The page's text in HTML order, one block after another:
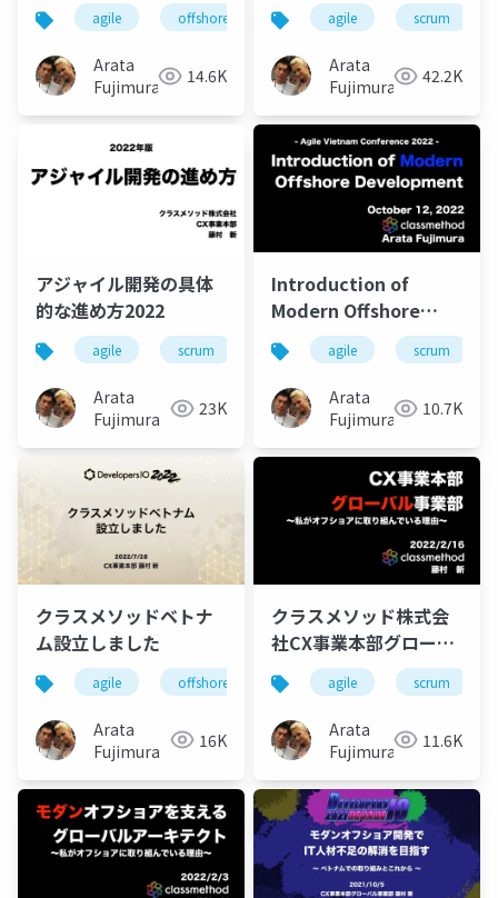
てきた景色〜
agile offshore vietnam devops
Arata
Fujimura
14.6K
agile scrum
Arata
Fujimura
42.2K
アジャイル開発の具体
的な進め方2022
agile scrum vietnam modern-offshore
Arata
Fujimura
23K
Introduction of
Modern Offshore
Development
agile scrum
Arata
Fujimura
10.7K
クラスメソッドベトナ
ム設立しました
agile offshore vietnam modern-offshore
Arata
Fujimura
16K
クラスメソッド株式会
社CX事業本部グローバ
ル事業部のご紹介
agile scrum
Arata
Fujimura
11.6K